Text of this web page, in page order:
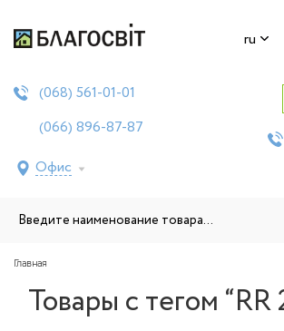
ru
(068) 561-01-01
(066) 896-87-87
Офис
Главная
Товары с тегом “RR